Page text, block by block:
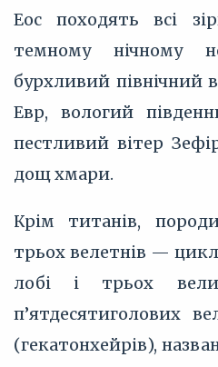
Еос походять всі
темному нічному
бурхливий північний
Евр, вологий
пестливий вітер
дощ хмари.
Крім титанів,
трьох велетнів —
лобі і трьох
п’ятдесятиголових
(гекатонхейрів),